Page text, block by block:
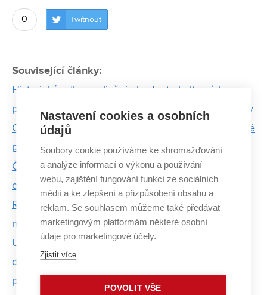
0 Twítnout
Související články:
Historický odkaz ovlivňuje hodnotu kulturních
památek. Vliv má například i vzdálenost od zastávky
Crashtesty pomáhají odhalit důvod nehody i pojistné
podvody
Češi rizika podceňují. V práci i v životě, myslí si
oceněný Lacko z FSI
Road-Trace pomůže dopravním policistům odhalit i
neviditelnou brzdnou dráhu
Unikátní katalog poškození mapuje desítky
dopravních nehod. Pomůže soudním znalcům i
pojišťovnám
Nastavení cookies a osobních
údajů
Soubory cookie používáme ke shromažďování
a analýze informací o výkonu a používání
webu, zajištění fungování funkcí ze sociálních
médií a ke zlepšení a přizpůsobení obsahu a
reklam. Se souhlasem můžeme také předávat
marketingovým platformám některé osobní
údaje pro marketingové účely.
Zjistit více
POVOLIT VŠE